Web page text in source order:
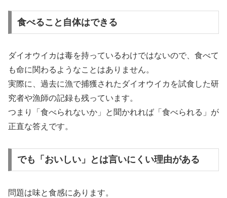
食べること自体はできる
ダイオウイカは毒を持っているわけではないので、食べて
も命に関わるようなことはありません。
実際に、過去に漁で捕獲されたダイオウイカを試食した研
究者や漁師の記録も残っています。
つまり「食べられないか」と聞かれれば「食べられる」が
正直な答えです。
でも「おいしい」とは言いにくい理由がある
問題は味と食感にあります。